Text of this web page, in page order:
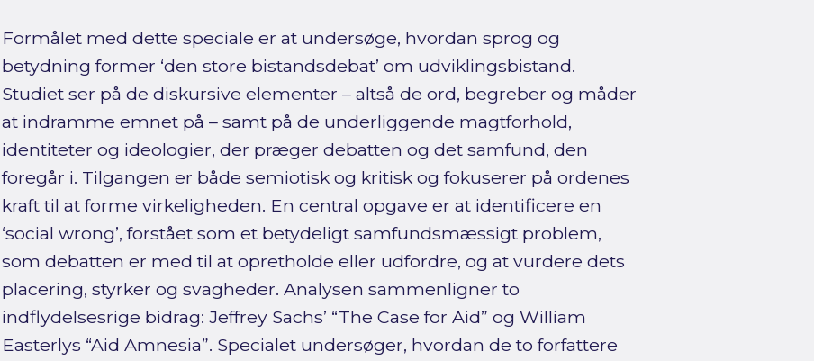
Formålet med dette speciale er at undersøge, hvordan sprog og
betydning former ‘den store bistandsdebat’ om udviklingsbistand.
Studiet ser på de diskursive elementer – altså de ord, begreber og måder
at indramme emnet på – samt på de underliggende magtforhold,
identiteter og ideologier, der præger debatten og det samfund, den
foregår i. Tilgangen er både semiotisk og kritisk og fokuserer på ordenes
kraft til at forme virkeligheden. En central opgave er at identificere en
‘social wrong’, forstået som et betydeligt samfundsmæssigt problem,
som debatten er med til at opretholde eller udfordre, og at vurdere dets
placering, styrker og svagheder. Analysen sammenligner to
indflydelsesrige bidrag: Jeffrey Sachs’ “The Case for Aid” og William
Easterlys “Aid Amnesia”. Specialet undersøger, hvordan de to forfattere